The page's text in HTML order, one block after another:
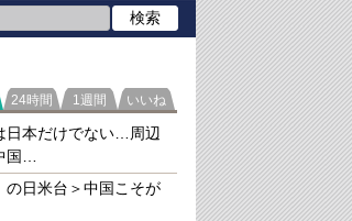
ランキング
24時間 1週間 いいね
日本だけでない…周辺
国…
の日米台＞中国こそが